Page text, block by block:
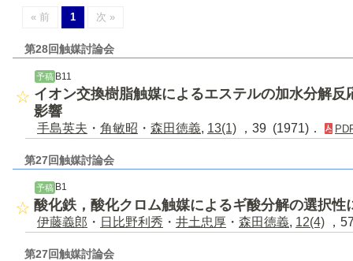
« 前 1 次 »
第28回触媒討論会
予稿 B11
イオン交換樹脂触媒によるエステルの加水分解
影響
手島英夫 ・ 角敏昭 ・ 森田徳義, 13(1) ，39 (1971)．
第27回触媒討論会
予稿 B1
酸化鉄，酸化クロム触媒によるギ酸分解の選択性
伊藤義郎 ・ 日比野利秀 ・ 井土忠厚 ・ 森田徳義, 12(4) ，
第27回触媒討論会